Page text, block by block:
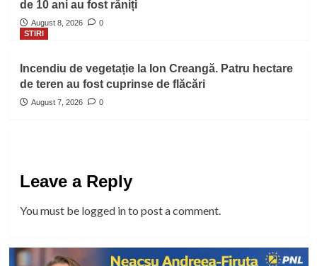
de 10 ani au fost răniți
August 8, 2026
0
STIRI
Incendiu de vegetație la Ion Creangă. Patru hectare
de teren au fost cuprinse de flăcări
August 7, 2026 0
Leave a Reply
You must be logged into post a comment.